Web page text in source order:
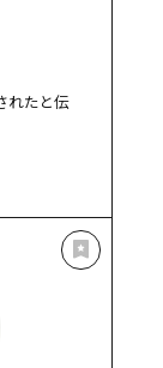
れたと伝